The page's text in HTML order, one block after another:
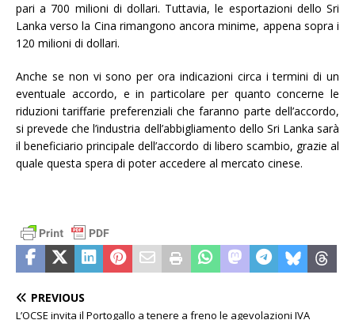
pari a 700 milioni di dollari. Tuttavia, le esportazioni dello Sri
Lanka verso la Cina rimangono ancora minime, appena sopra i
120 milioni di dollari.
Anche se non vi sono per ora indicazioni circa i termini di un
eventuale accordo, e in particolare per quanto concerne le
riduzioni tariffarie preferenziali che faranno parte dell’accordo,
si prevede che l’industria dell’abbigliamento dello Sri Lanka sarà
il beneficiario principale dell’accordo di libero scambio, grazie al
quale questa spera di poter accedere al mercato cinese.
PREVIOUS
L’OCSE invita il Portogallo a tenere a freno le agevolazioni IVA